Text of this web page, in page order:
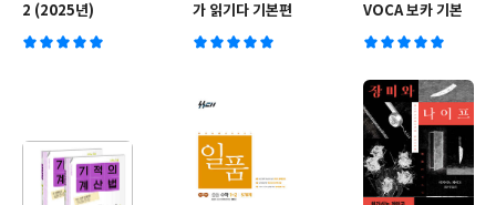
2 (2025년)
가 읽기다 기본편
VOCA 보카 기본